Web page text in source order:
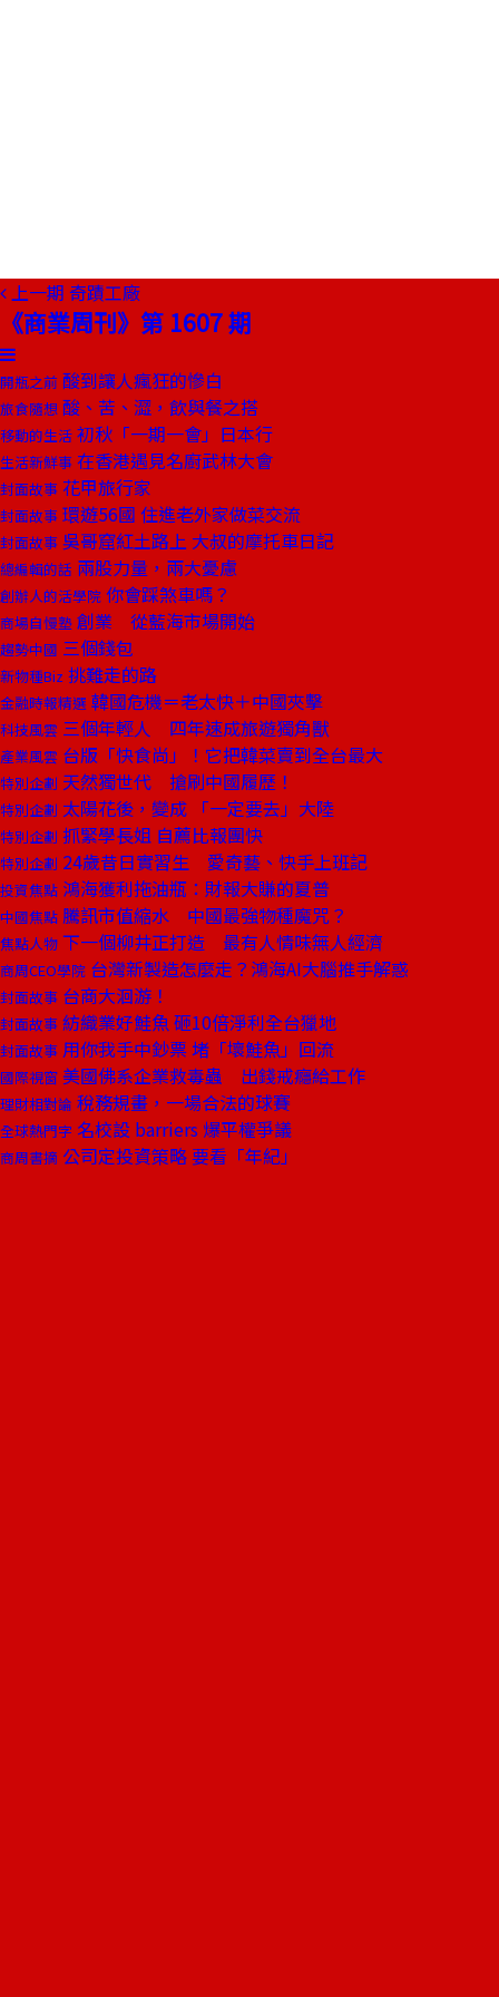
上一期 奇蹟工廠
《商業周刊》第 1607 期
開瓶之前 酸到讓人瘋狂的慘白
旅食隨想 酸、苦、澀，飲與餐之搭
移動的生活 初秋「一期一會」日本行
生活新鮮事 在香港遇見名廚武林大會
封面故事 花甲旅行家
封面故事 環遊56國 住進老外家做菜交流
封面故事 吳哥窟紅土路上 大叔的摩托車日記
總編輯的話 兩股力量，兩大憂慮
創辦人的活學院 你會踩煞車嗎？
商場自慢塾 創業 從藍海市場開始
趨勢中國 三個錢包
新物種Biz 挑難走的路
金融時報精選 韓國危機＝老太快＋中國夾擊
科技風雲 三個年輕人 四年速成旅遊獨角獸
產業風雲 台版「快食尚」！它把韓菜賣到全台最大
特別企劃 天然獨世代 搶刷中國履歷！
特別企劃 太陽花後，變成 「一定要去」大陸
特別企劃 抓緊學長姐 自薦比報團快
特別企劃 24歲昔日實習生 愛奇藝、快手上班記
投資焦點 鴻海獲利拖油瓶：財報大賺的夏普
中國焦點 騰訊市值縮水 中國最強物種魔咒？
焦點人物 下一個柳井正打造 最有人情味無人經濟
商周CEO學院 台灣新製造怎麼走？鴻海AI大腦推手解惑
封面故事 台商大洄游！
封面故事 紡織業好鮭魚 砸10倍淨利全台獵地
封面故事 用你我手中鈔票 堵「壞鮭魚」回流
國際視窗 美國佛系企業救毒蟲 出錢戒癮給工作
理財相對論 稅務規畫，一場合法的球賽
全球熱門字 名校設 barriers 爆平權爭議
商周書摘 公司定投資策略 要看「年紀」